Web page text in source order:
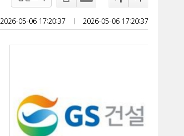
2026-05-06 17:20:37 2026-05-06 17:20:37